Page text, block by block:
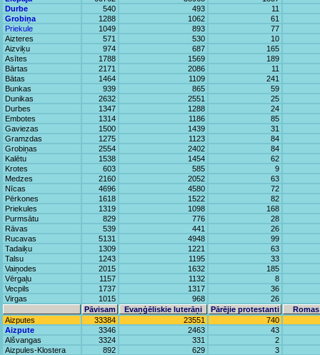
Durbe
540 493
11
Grobiņa
1288 1062
61
Priekule
1049 893
77
Aizteres
571 530
10
Aizviķu
974 687
165
Asītes
1788 1569
189
Bārtas
2171 2086
11
Bātas
1464 1109
241
Bunkas
939 865
59
Dunikas
2632 2551
25
Durbes
1347 1288
24
Embotes
1314 1186
85
Gaviezas
1500 1439
31
Gramzdas
1275 1123
84
Grobiņas
2554 2402
84
Kalētu
1538 1454
62
Krotes
603 585
9
Medzes
2160 2052
63
Nīcas
4696 4580
72
Pērkones
1618 1522
82
Priekules
1319 1098
168
Purmsātu
829 776
28
Rāvas
539 441
26
Rucavas
5131 4948
99
Tadaiķu
1309 1221
63
Talsu
1243 1195
33
Vaiņodes
2015 1632
185
Vērgaļu
1157 1132
8
Vecpils
1737 1317
36
Virgas
1015 968
26
Pāvisam
Evaņģēliskie luterāņi Pārējie protestanti
Aizputes
33384 23551
740
Aizpute
3346 2463
43
Alšvangas
3324 331
2
Aizpules-Klostera
892 629
3